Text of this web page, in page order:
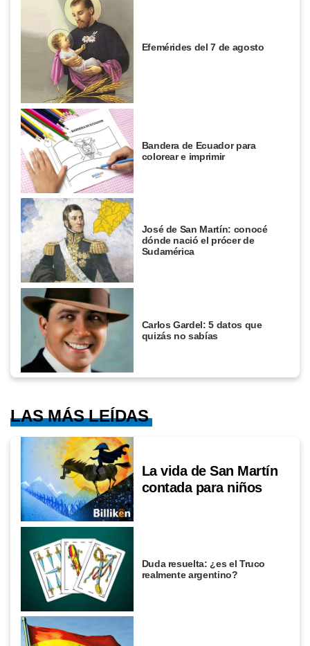
Efemérides del 7 de agosto
Bandera de Ecuador para
colorear e imprimir
José de San Martín: conocé
dónde nació el prócer de
Sudamérica
Carlos Gardel: 5 datos que
quizás no sabías
LAS MÁS LEÍDAS
La vida de San Martín
contada para niños
Duda resuelta: ¿es el Truco
realmente argentino?